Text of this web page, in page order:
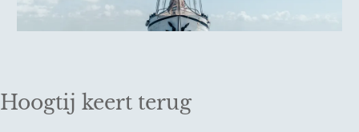
Hoogtij keert terug